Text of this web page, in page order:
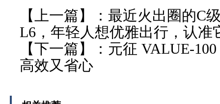
【上一篇】： 最近火出圈的C
L6，年轻人想优雅出行，认准
【下一篇】： 元征 VALUE-
高效又省心